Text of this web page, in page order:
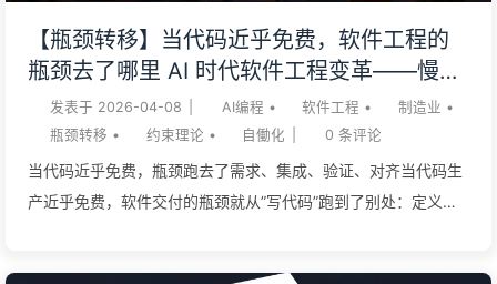
【瓶颈转移】当代码近乎免费，软件工程的
瓶颈去了哪里 AI 时代软件工程变革——慢慢
学AI173
发表于 2026-04-08 AI编程 • 软件工程 • 制造业 •
瓶颈转移 • 约束理论 • 自働化 0 条评论
当代码近乎免费，瓶颈跑去了需求、集成、验证、对齐当代码生
产近乎免费，软件交付的瓶颈就从”写代码”跑到了别处：定义对